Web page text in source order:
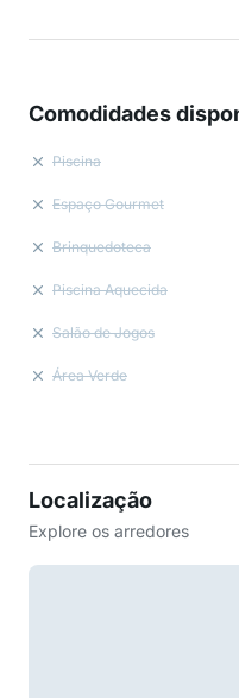
Comodidades
Piscina
Espaço Gourmet
Brinquedoteca
Piscina Aquecida
Salão de Jogos
Área Verde
Localização
Explore os arredores